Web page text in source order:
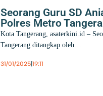
Seorang Guru SD
Polres Metro
Kota Tangerang, asaterkini.id –
Tangerang ditangkap oleh…
31/01/2025 |19:11